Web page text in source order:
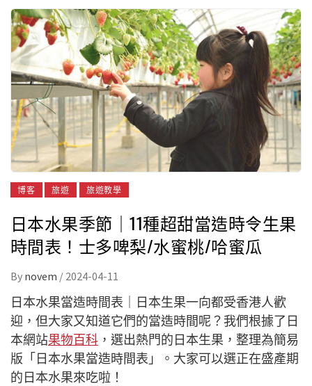
博客 旅遊 旅遊教學
日本水果季節｜11種超甜當造時令生果
時間表！士多啤梨/水蜜桃/哈蜜瓜
By novem / 2024-04-11
日本水果當造時間表｜日本生果一向都受香港人歡
迎，但大家又知道它們的當造時間呢？我們根據了日
本網站果物百科 ，選出熱門的日本生果，整理為簡易
版「日本水果當造時間表」。大家可以選正在盛產期
的日本水果來吃啦！